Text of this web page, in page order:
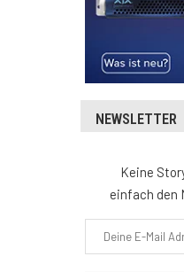
NEWSLETTER
Keine
einfach den